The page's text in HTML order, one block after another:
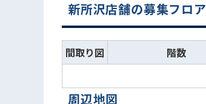
新所沢店舗の募集フロア
間取り図 階数
周辺地図